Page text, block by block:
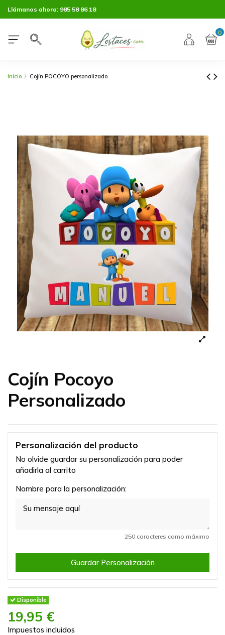
Llámanos ahora: 985 58 86 18
0
Inicio Cojín POCOYO personalizado
Cojín Pocoyo
Personalizado
Personalización del producto
No olvide guardar su personalización para poder
añadirla al carrito
Nombre para la personalización:
250 caracteres como máximo
Guardar Personalización
Disponible
19,95 €
Impuestos incluidos